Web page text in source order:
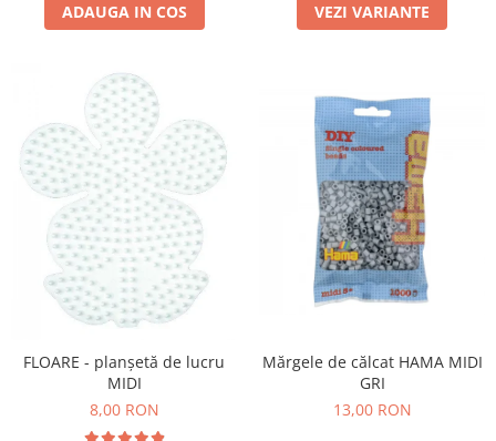
Stimulare auditiva
Stimulare tactila
Stimulare vizuala
Terapie de integrare senzorială
ADAUGA IN COS VEZI VARIANTE
FLOARE - planșetă de lucru
MIDI
8,00 RON
Mărgele de călcat HAMA MIDI
GRI
13,00 RON